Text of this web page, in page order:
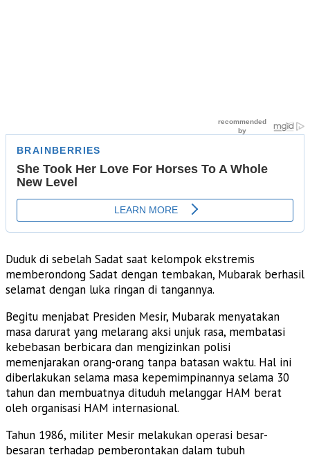
Duduk di sebelah Sadat saat kelompok ekstremis
memberondong Sadat dengan tembakan, Mubarak berhasil
selamat dengan luka ringan di tangannya.
Begitu menjabat Presiden Mesir, Mubarak menyatakan
masa darurat yang melarang aksi unjuk rasa, membatasi
kebebasan berbicara dan mengizinkan polisi
memenjarakan orang-orang tanpa batasan waktu. Hal ini
diberlakukan selama masa kepemimpinannya selama 30
tahun dan membuatnya dituduh melanggar HAM berat
oleh organisasi HAM internasional.
Tahun 1986, militer Mesir melakukan operasi besar-
besaran terhadap pemberontakan dalam tubuh